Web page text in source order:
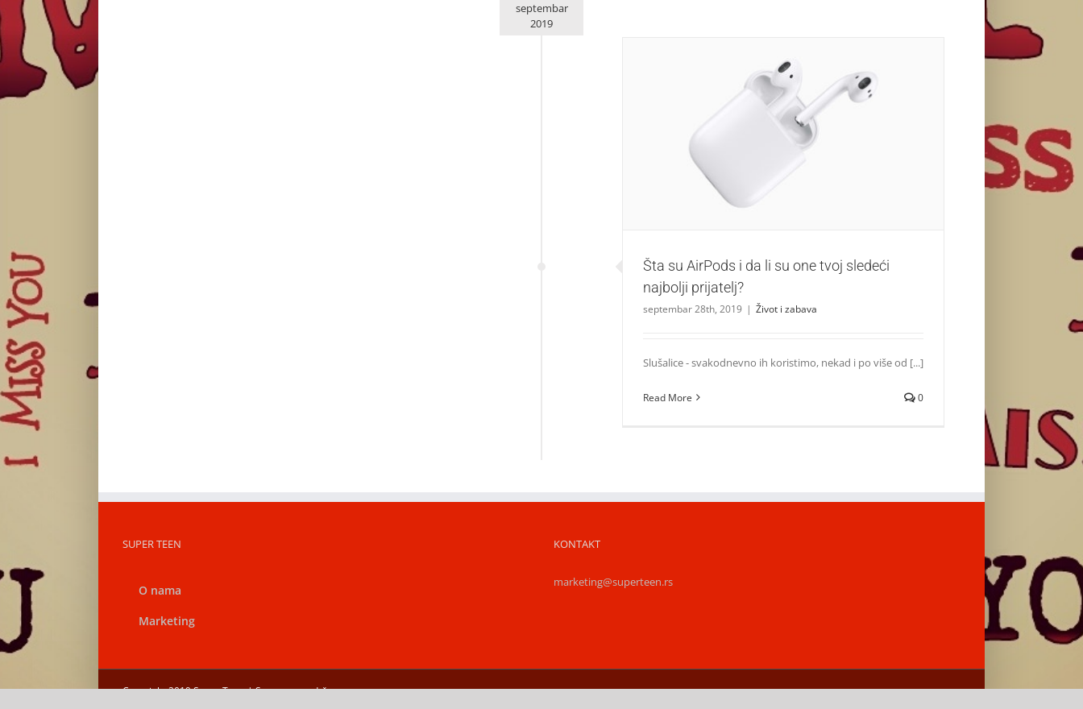
septembar
2019
Šta su AirPods i da li su one tvoj sledeći najbolji prijatelj?
Šta su AirPods i da li su one tvoj sledeći
najbolji prijatelj?
septembar 28th, 2019 | Život i zabava
Slušalice - svakodnevno ih koristimo, nekad i po više od [...]
Read More 0
SUPER TEEN
O nama
Marketing
KONTAKT
marketing@superteen.rs
Copyright 2019 Super Teen | Sva prava zadržana